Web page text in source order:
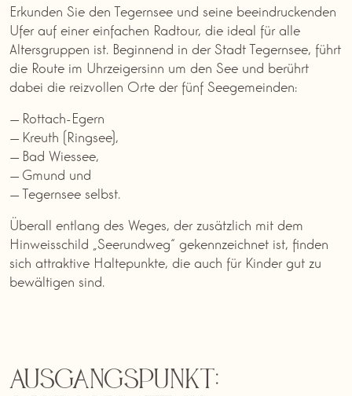
Erkunden Sie den Tegernsee und seine beeindruckenden
Ufer auf einer einfachen Radtour, die ideal für alle
Altersgruppen ist. Beginnend in der Stadt Tegernsee, führt
die Route im Uhrzeigersinn um den See und berührt
dabei die reizvollen Orte der fünf Seegemeinden:
Rottach-Egern
Kreuth (Ringsee),
Bad Wiessee,
Gmund und
Tegernsee selbst.
Überall entlang des Weges, der zusätzlich mit dem
Hinweisschild „Seerundweg“ gekennzeichnet ist, finden
sich attraktive Haltepunkte, die auch für Kinder gut zu
bewältigen sind.
Ausgangspunkt: